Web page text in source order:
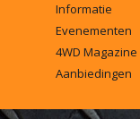
Informatie
Evenementen
4WD Magazine
Aanbiedingen